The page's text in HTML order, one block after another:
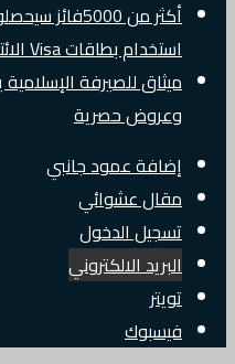
استخدام بطاقات Visa الائتمانية دوليًا
ميثاق للصيرفة
وعروض حصرية
إضافة عمود جانبي
مقال عشوائي
تسجيل الدخول
البريد الالكتروني
تويتر
فيسبوك